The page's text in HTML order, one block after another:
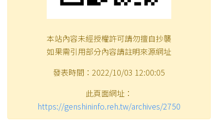
本站內容未經授權許可請勿擅自抄襲
如果需引用部分內容請註明來源網址
發表時間：2022/10/03 12:00:05
此頁面網址：
https://genshininfo.reh.tw/archives/2750